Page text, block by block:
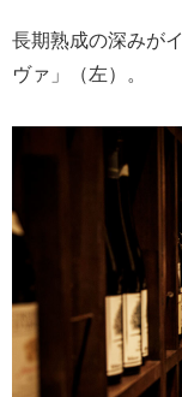
長期熟成の深みが
ヴァ」（左）。